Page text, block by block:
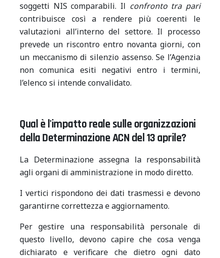
soggetti NIS comparabili. Il confronto tra pari
contribuisce così a rendere più coerenti le
valutazioni all’interno del settore. Il processo
prevede un riscontro entro novanta giorni, con
un meccanismo di silenzio assenso. Se l’Agenzia
non comunica esiti negativi entro i termini,
l’elenco si intende convalidato.
Qual è l'impatto reale sulle organizzazioni
della Determinazione ACN del 13 aprile?
La Determinazione assegna la responsabilità
agli organi di amministrazione in modo diretto.
I vertici rispondono dei dati trasmessi e devono
garantirne correttezza e aggiornamento.
Per gestire una responsabilità personale di
questo livello, devono capire che cosa venga
dichiarato e verificare che dietro ogni dato